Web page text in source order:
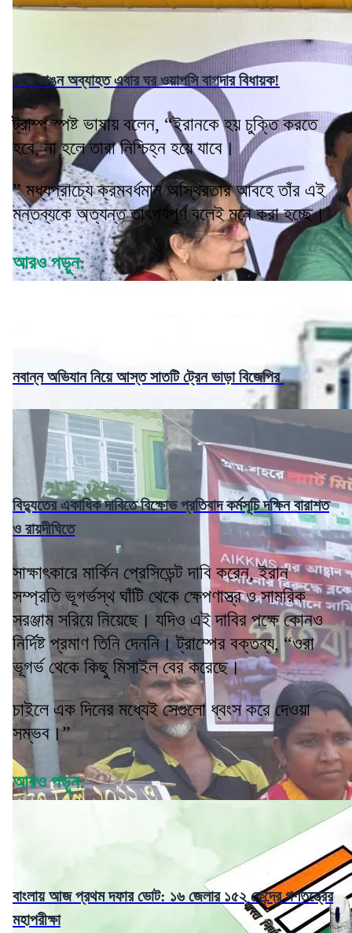
পদ্মে ভাঙন অব্যাহত এবার ঘর ওয়াপসি বাগদার বিধায়ক!
ট্রাম্প স্পষ্ট ভাষায় বলেন, “ইরানকে হয় চুক্তি করতে
হবে, না হলে তারা নিশ্চিহ্ন হয়ে যাবে।
” মধ্যপ্রাচ্যে ক্রমবর্ধমান অস্থিরতার আবহে তাঁর এই
মন্তব্যকে অত্যন্ত তাৎপর্যপূর্ণ বলেই মনে করা হচ্ছে।
আরও পড়ুন:
নবান্ন অভিযান নিয়ে আস্ত সাতটি ট্রেন ভাড়া বিজেপির
বিদ্যুতের একাধিক দাবিতে বিক্ষোভ প্রতিবাদ কর্মসূচি দক্ষিন বারাশত
ও রায়দীঘিতে
সাক্ষাৎকারে মার্কিন প্রেসিডেন্ট দাবি করেন, ইরান
সম্প্রতি ভূগর্ভস্থ ঘাঁটি থেকে ক্ষেপণাস্ত্র ও সামরিক
সরঞ্জাম সরিয়ে নিয়েছে। যদিও এই দাবির পক্ষে কোনও
নির্দিষ্ট প্রমাণ তিনি দেননি। ট্রাম্পের বক্তব্য, “ওরা
ভূগর্ভ থেকে কিছু মিসাইল বের করেছে।
চাইলে এক দিনের মধ্যেই সেগুলো ধ্বংস করে দেওয়া
সম্ভব।”
আরও পড়ুন:
বাংলায় আজ প্রথম দফার ভোট: ১৬ জেলার ১৫২ কেন্দ্রে গণতন্ত্রের
মহাপরীক্ষা